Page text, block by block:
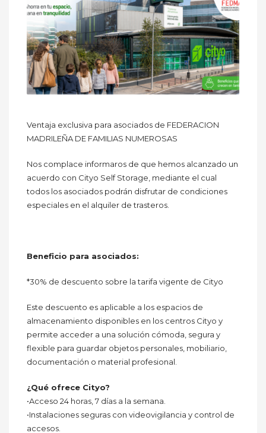
Ventaja exclusiva para asociados de FEDERACION
MADRILEÑA DE FAMILIAS NUMEROSAS
Nos complace informaros de que hemos alcanzado un
acuerdo con Cityo Self Storage, mediante el cual
todos los asociados podrán disfrutar de condiciones
especiales en el alquiler de trasteros.
Beneficio para asociados:
*30% de descuento sobre la tarifa vigente de Cityo
Este descuento es aplicable a los espacios de
almacenamiento disponibles en los centros Cityo y
permite acceder a una solución cómoda, segura y
flexible para guardar objetos personales, mobiliario,
documentación o material profesional.
¿Qué ofrece Cityo?
•Acceso 24 horas, 7 días a la semana.
•Instalaciones seguras con videovigilancia y control de
accesos.